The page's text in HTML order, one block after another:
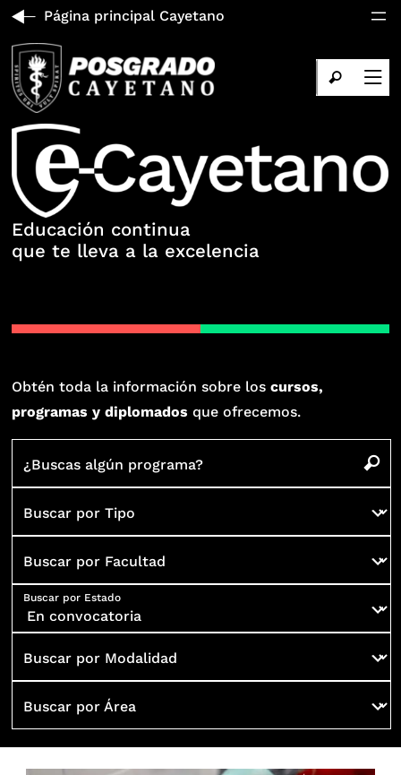
Página principal Cayetano
Educación continua
que te lleva a la excelencia
Obtén toda la información sobre loscursos,
programas y diplomados que ofrecemos.
¿Buscas algún programa?
Buscar por Tipo
Buscar por Facultad
Buscar por Estado
Buscar por Modalidad
Buscar por Área